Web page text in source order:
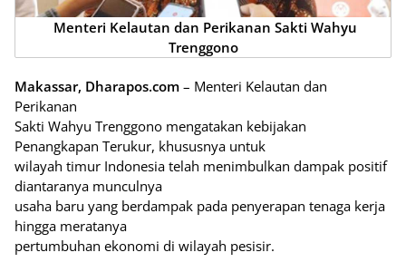
Menteri Kelautan dan Perikanan Sakti Wahyu
Trenggono
Makassar, Dharapos.com – Menteri Kelautan dan
Perikanan
Sakti Wahyu Trenggono mengatakan kebijakan
Penangkapan Terukur, khususnya untuk
wilayah timur Indonesia telah menimbulkan dampak positif
diantaranya munculnya
usaha baru yang berdampak pada penyerapan tenaga kerja
hingga meratanya
pertumbuhan ekonomi di wilayah pesisir.